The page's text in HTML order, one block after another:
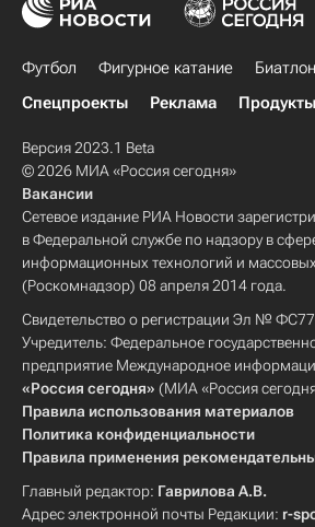
Футбол Фигурное катание Биатлон
Спецпроекты
Реклама
Версия 2023.1 Beta
© 2026 МИА «Россия сегодня»
Вакансии
Сетевое издание РИА Новости
в Федеральной службе по надзору в
информационных технологий и
(Роскомнадзор) 08 апреля 2014 года.
Свидетельство о регистрации Эл №
Учредитель: Федеральное
предприятие Международное
«Россия сегодня» (МИА «Россия
Правила использования материалов
Политика конфиденциальности
Правила применения
Главный редактор: Гаврилова А.В.
Адрес электронной почты Редакции: r-